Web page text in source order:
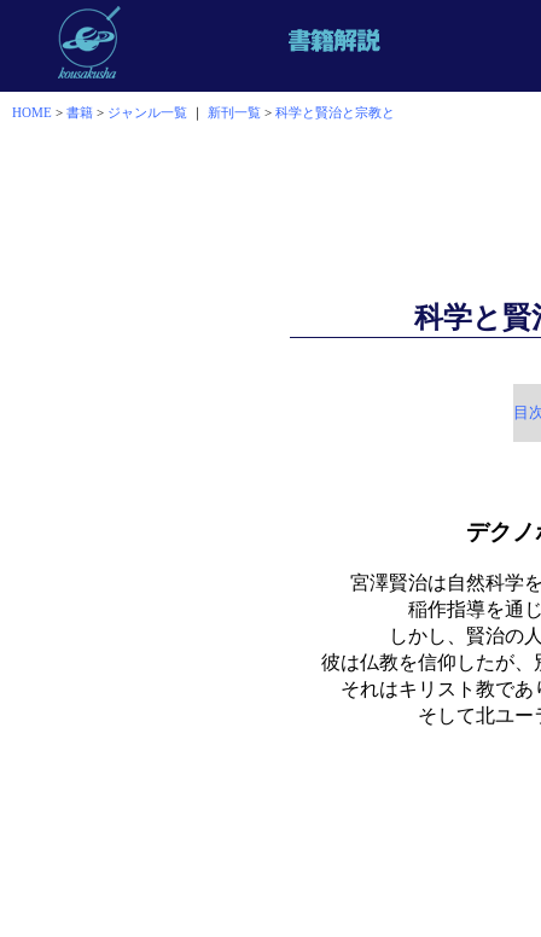
HOME > 書籍 > ジャンル一覧 ｜ 新刊一覧 > 科学と賢治と宗教と
科学と賢
目
デク
宮澤賢治は自然科学
稲作指導を通
しかし、賢治の
彼は仏教を信仰したが
それはキリスト教で
そして北ユー